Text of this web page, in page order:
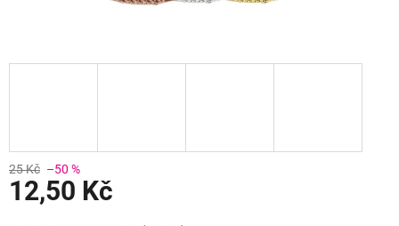
25 Kč –50 %
12,50 Kč